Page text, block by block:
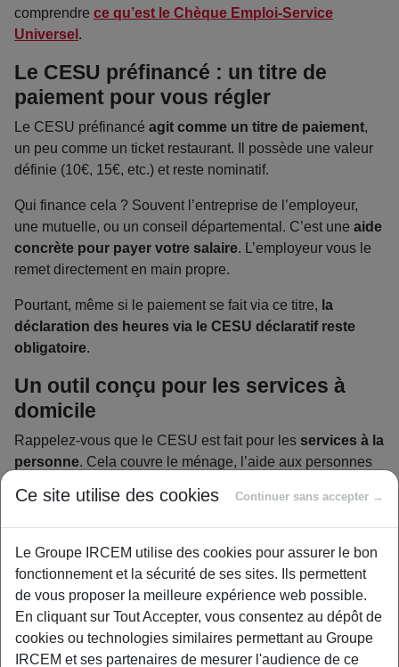
comprendre ce qu’est le Chèque Emploi-Service
Universel .
Le CESU préfinancé : un titre de
paiement pour vous régler
Le CESU préfinancé agit comme un titre de paiement,
un peu comme un ticket restaurant. Il possède une valeur
définie (10€, 15€, etc.) et reste nominatif.
Qui finance cela ? Souvent l’entreprise de l’employeur,
une mutuelle, ou un conseil départemental. C’est une aide
concrète pour payer votre salaire. L’employeur vous le
remet directement en main propre.
Pourtant, même si le paiement se fait via ce titre, la
déclaration des heures via le CESU déclaratif reste
obligatoire.
Un outil conçu pour les services à
domicile
Rappelez-vous que le CESU est fait pour les services à la
personne. Cela couvre le ménage, l’aide aux personnes
Bref, toutes les activités qui facilitent le quotidien.
entre le particulier employeur et son salarié, tout en luttant
contre le travail non déclaré.
Devenir particulier employeur avec
le CESU : le mode d’emploi pas à
Ce site utilise des cookies Continuer sans accepter →
Le Groupe IRCEM utilise des cookies pour assurer le bon
fonctionnement et la sécurité de ses sites. Ils permettent
de vous proposer la meilleure expérience web possible.
En cliquant sur Tout Accepter, vous consentez au dépôt de
cookies ou technologies similaires permettant au Groupe
IRCEM et ses partenaires de mesurer l'audience de ce